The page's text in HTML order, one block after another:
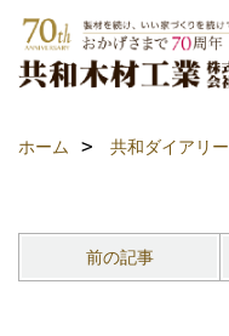
ホーム 共和ダイアリー
前の記事